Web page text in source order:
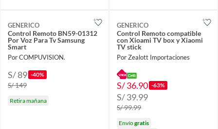
GENERICO
Control Remoto BN59-01312
Por Voz Para Tv Samsung
Smart
Por COMPUVISION.
S/ 89 -40%
S/ 149
Retira mañana
GENERICO
Control Remoto compatible
con Xioami TV box y Xiaomi
TV stick
Por Zealott Importaciones
S/ 36.90 -63%
S/ 39.99
S/ 99.99
Envíogratis